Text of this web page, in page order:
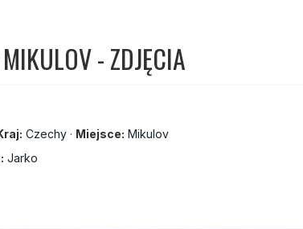
- ZDJĘCIA
Czechy · Miejsce: Mikulov
Jarko